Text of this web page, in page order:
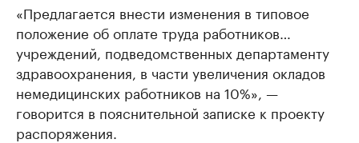
«Предлагается внести изменения в типовое
положение об оплате труда работников…
учреждений, подведомственных департаменту
здравоохранения, в части увеличения окладов
немедицинских работников на 10%», —
говорится в пояснительной записке к проекту
распоряжения.